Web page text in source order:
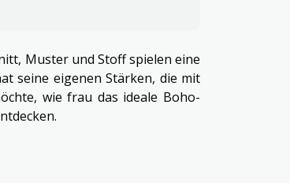
Muster und Stoff spielen eine
seine eigenen Stärken, die mit
wie frau das ideale Boho-